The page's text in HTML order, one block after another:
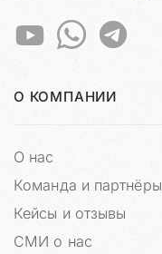
О КОМПАНИИ
О нас
Команда и партнёры
Кейсы и отзывы
СМИ о нас
н
и
з
а
а